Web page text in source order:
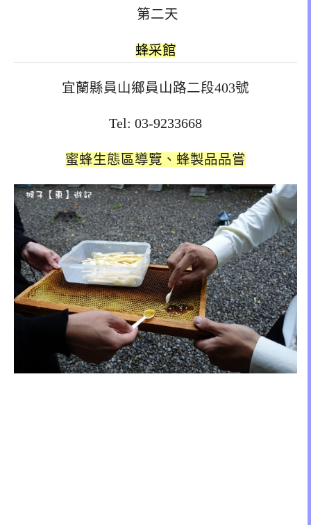
第二天
蜂采館
宜蘭縣員山鄉員山路二段403號
Tel: 03-9233668
蜜蜂生態區導覽、蜂製品品嘗